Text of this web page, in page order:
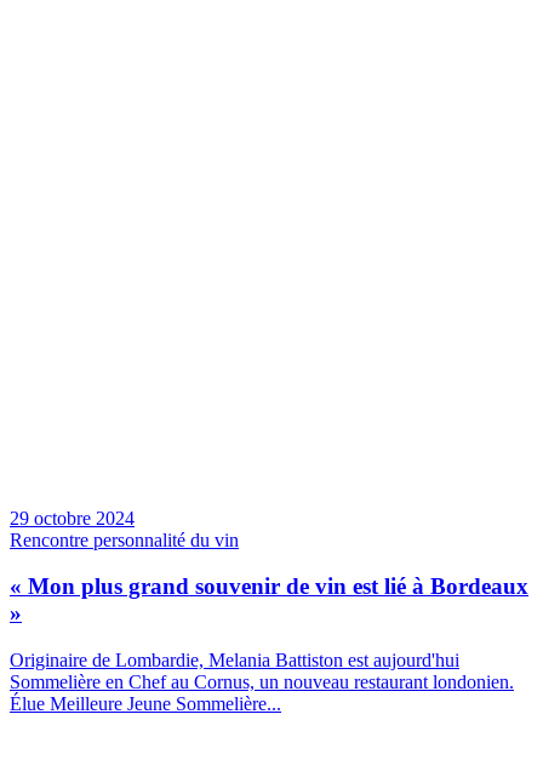
29 octobre 2024
Rencontre personnalité du vin
« Mon plus grand souvenir de vin est lié à Bordeaux
»
Originaire de Lombardie, Melania Battiston est aujourd'hui
Sommelière en Chef au Cornus, un nouveau restaurant londonien.
Élue Meilleure Jeune Sommelière...